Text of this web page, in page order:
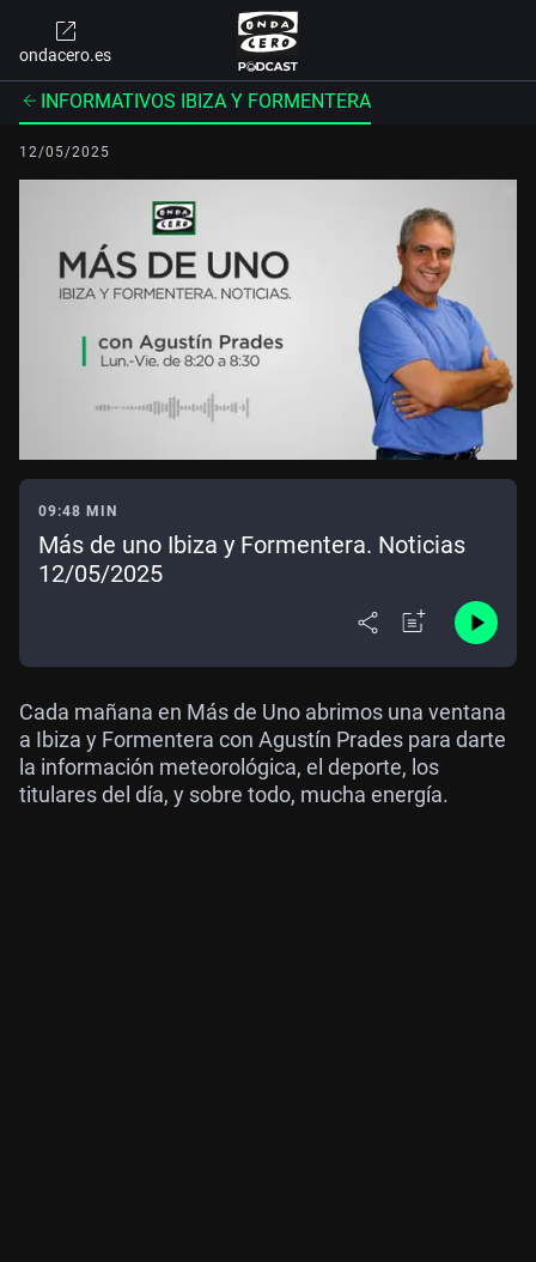
ondacero.es
INFORMATIVOS IBIZA Y FORMENTERA
12/05/2025
09:48 MIN
Más de uno Ibiza y Formentera. Noticias
12/05/2025
Cada mañana en Más de Uno abrimos una ventana
a Ibiza y Formentera con Agustín Prades para darte
la información meteorológica, el deporte, los
titulares del día, y sobre todo, mucha energía.